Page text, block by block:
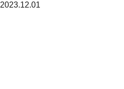
2023.12.01